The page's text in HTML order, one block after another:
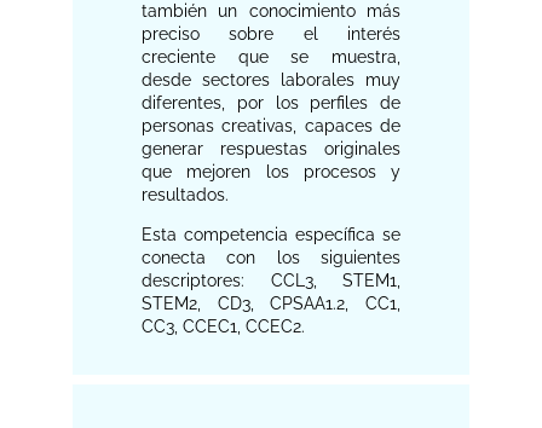
también un conocimiento más
preciso sobre el interés
creciente que se muestra,
desde sectores laborales muy
diferentes, por los perfiles de
personas creativas, capaces de
generar respuestas originales
que mejoren los procesos y
resultados.
Esta competencia específica se
conecta con los siguientes
descriptores: CCL3, STEM1,
STEM2, CD3, CPSAA1.2, CC1,
CC3, CCEC1, CCEC2.